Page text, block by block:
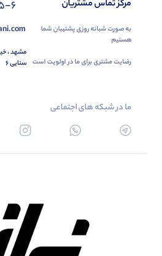
مرکز تماس مشتریان
به صورت شبانه روزی پشتیبان شما
هستیم
رضایت مشتری برای ما در اولویت است
6
مشهد ،
سنایی 6
ما در شبکه های اجتماعی